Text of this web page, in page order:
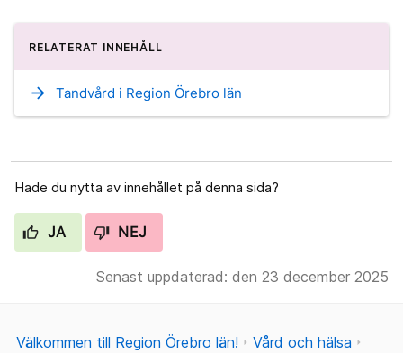
RELATERAT INNEHÅLL
arrow_forward Tandvård i Region Örebro län
Hade du nytta av innehållet på denna sida?
JA NEJ
Senast uppdaterad: den 23 december 2025
Välkommen till Region Örebro län!
Vård och hälsa